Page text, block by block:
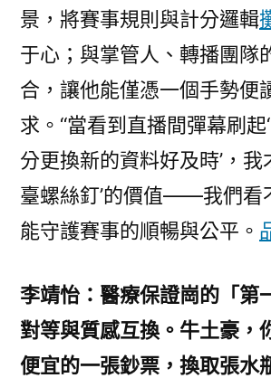
景，將賽事規則與計分邏輯
于心；與掌管人、轉播團隊
合，讓他能僅憑一個手勢便
求。“當看到直播間彈幕刷起
分更換新的資料好及時’，我
臺螺絲釘’的價值——我們看
能守護賽事的順暢與公平。
李靖怡：醫療保證崗的「第
對等與質感互換。牛土豪，
便宜的一張鈔票，換取張水